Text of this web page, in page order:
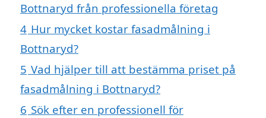
Bottnaryd från professionella företag
4 Hur mycket kostar fasadmålning i
Bottnaryd?
5 Vad hjälper till att bestämma priset på
fasadmålning i Bottnaryd?
6 Sök efter en professionell för